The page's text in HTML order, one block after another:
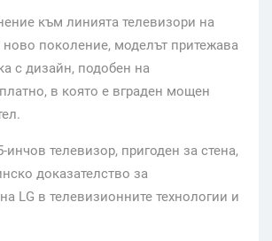
към линията телевизори на
ново поколение, моделът притежава
с дизайн, подобен на
в която е вграден мощен
инчов телевизор, пригоден за стена,
доказателство за
LG в телевизионните технологии и